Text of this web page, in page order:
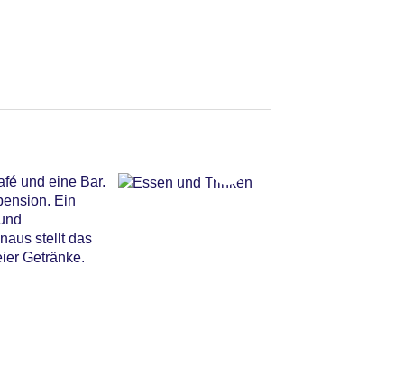
und eine Bar.
Ein
stellt das
Getränke.